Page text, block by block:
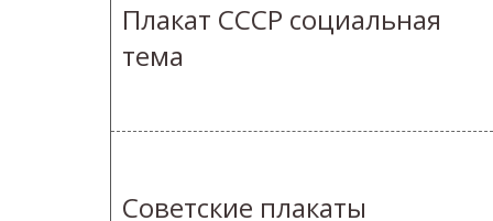
Плакат СССР социальная
тема
Советские плакаты